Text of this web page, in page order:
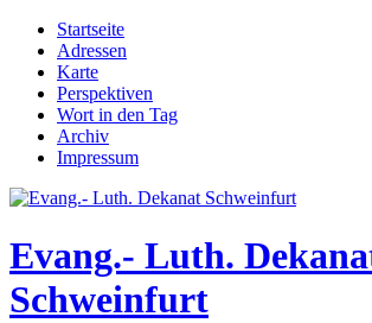
Direkt zum Inhalt
Hauptmenü
Startseite
Adressen
Karte
Perspektiven
Wort in den Tag
Archiv
Impressum
Evang.- Luth.
Schweinfurt